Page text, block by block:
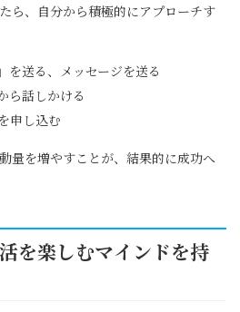
ら、自分から積極的にアプローチす
を送る、メッセージを送る
ら話しかける
申し込む
量を増やすことが、結果的に成功へ
を楽しむマインドを持